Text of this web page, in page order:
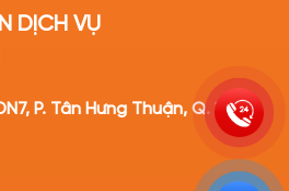
DỊCH VỤ
P. Tân Hưng Thuận, Q. 12, TP.